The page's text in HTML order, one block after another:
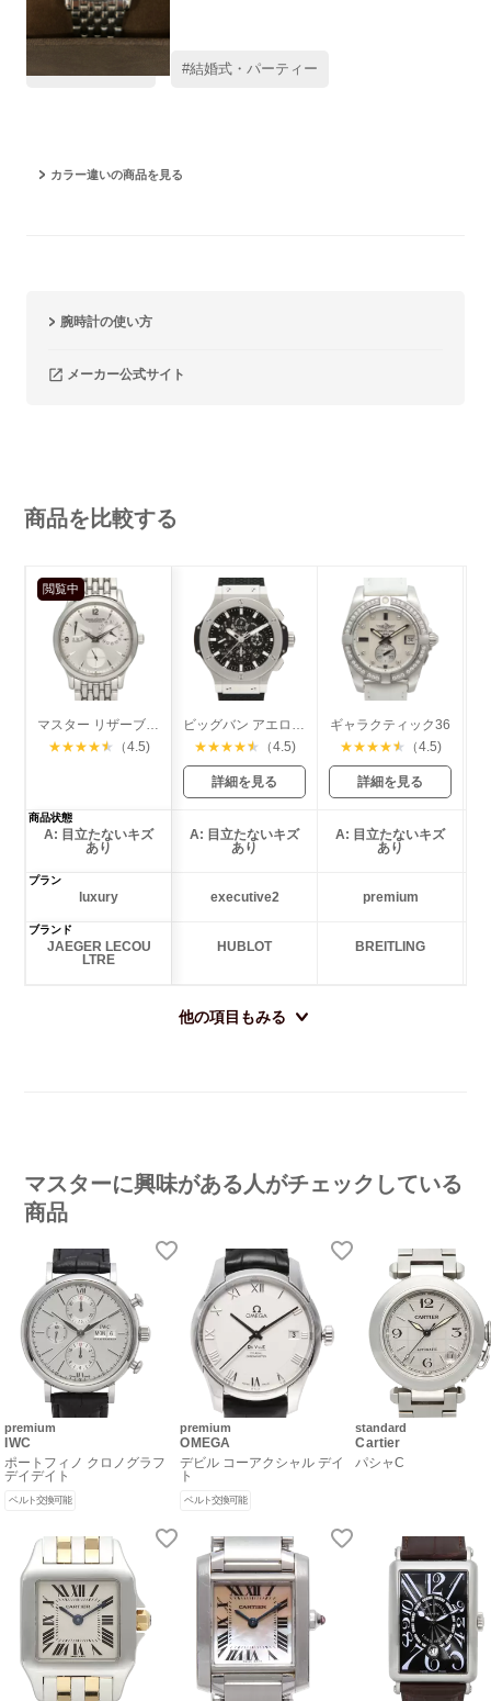
#結婚式・パーティー
カラー違いの商品を見る
腕時計の使い方
メーカー公式サイト
商品を比較する
閲覧中
マスター リザーブ ド マルシェ
★★★★★ （4.5)
ビッグバン アエロバン スティール
★★★★★ （4.5)
詳細を見る
ギャラクティック36
★★★★★ （4.5)
詳細を見る
商品状態
A: 目立たないキズ
あり
A: 目立たないキズ
あり
A: 目立たないキズ
あり
プラン
luxury executive2 premium
ブランド
JAEGER LECOU
LTRE
HUBLOT BREITLING
他の項目もみる
マスターに興味がある人がチェックしている
商品
premium
IWC
ポートフィノ クロノグラフ
デイデイト
ベルト交換可能
premium
OMEGA
デビル コーアクシャル デイ
ト
ベルト交換可能
standard
Cartier
パシャC